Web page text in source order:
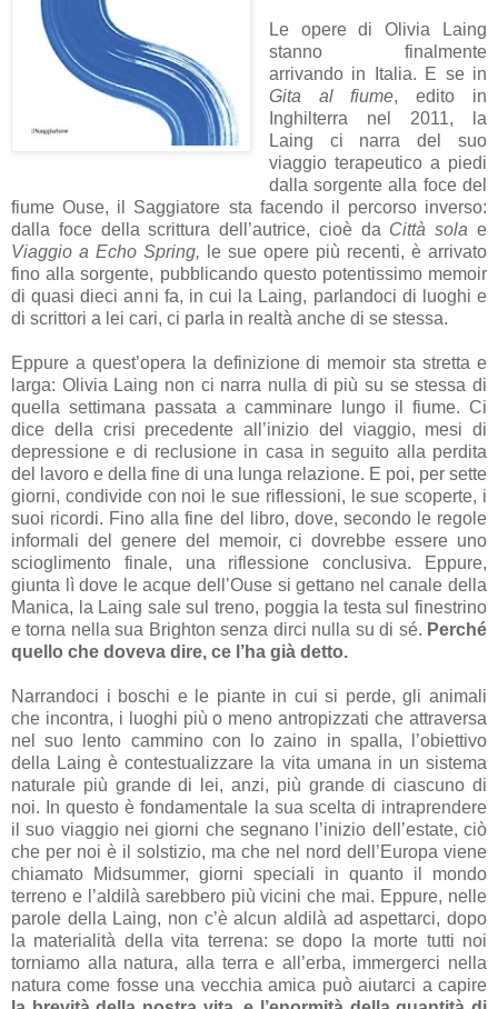
Le opere di Olivia Laing
stanno finalmente
arrivando in Italia. E se in
Gita al fiume, edito in
Inghilterra nel 2011, la
Laing ci narra del suo
viaggio terapeutico a piedi
dalla sorgente alla foce del
fiume Ouse, il Saggiatore sta facendo il percorso inverso:
dalla foce della scrittura dell’autrice, cioè da Città solae
Viaggio a Echo Spring,
le sue opere più recenti, è arrivato
fino alla sorgente, pubblicando questo potentissimo memoir
di quasi dieci anni fa, in cui la Laing, parlandoci di luoghi e
di scrittori a lei cari, ci parla in realtà anche di se stessa.
Eppure a quest’opera la definizione di memoir sta stretta e
larga: Olivia Laing non ci narra nulla di più su se stessa di
quella settimana passata a camminare lungo il fiume. Ci
dice della crisi precedente all’inizio del viaggio, mesi di
depressione e di reclusione in casa in seguito alla perdita
del lavoro e della fine di una lunga relazione. E poi, per sette
giorni, condivide con noi le sue riflessioni, le sue scoperte, i
suoi ricordi. Fino alla fine del libro, dove, secondo le regole
informali del genere del memoir, ci dovrebbe essere uno
scioglimento finale, una riflessione conclusiva. Eppure,
giunta lì dove le acque dell’Ouse si gettano nel canale della
Manica, la Laing sale sul treno, poggia la testa sul finestrino
e torna nella sua Brighton senza dirci nulla su di sé. Perché
quello che doveva dire, ce l’ha già detto.
Narrandoci i boschi e le piante in cui si perde, gli animali
che incontra, i luoghi più o meno antropizzati che attraversa
nel suo lento cammino con lo zaino in spalla, l’obiettivo
della Laing è contestualizzare la vita umana in un sistema
naturale più grande di lei, anzi, più grande di ciascuno di
noi. In questo è fondamentale la sua scelta di intraprendere
il suo viaggio nei giorni che segnano l’inizio dell’estate, ciò
che per noi è il solstizio, ma che nel nord dell’Europa viene
chiamato Midsummer, giorni speciali in quanto il mondo
terreno e l’aldilà sarebbero più vicini che mai. Eppure, nelle
parole della Laing, non c’è alcun aldilà ad aspettarci, dopo
la materialità della vita terrena: se dopo la morte tutti noi
torniamo alla natura, alla terra e all’erba, immergerci nella
natura come fosse una vecchia amica può aiutarci a capire